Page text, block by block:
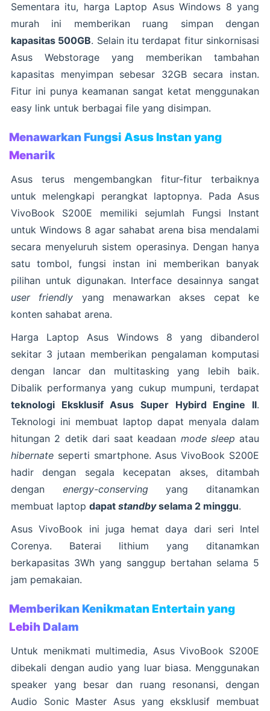
Sementara itu, harga Laptop Asus Windows 8 yang
murah ini memberikan ruang simpan dengan
kapasitas 500GB. Selain itu terdapat fitur sinkornisasi
Asus Webstorage yang memberikan tambahan
kapasitas menyimpan sebesar 32GB secara instan.
Fitur ini punya keamanan sangat ketat menggunakan
easy link untuk berbagai file yang disimpan.
Menawarkan Fungsi Asus Instan yang
Menarik
Asus terus mengembangkan fitur-fitur terbaiknya
untuk melengkapi perangkat laptopnya. Pada Asus
VivoBook S200E memiliki sejumlah Fungsi Instant
untuk Windows 8 agar sahabat arena bisa mendalami
secara menyeluruh sistem operasinya. Dengan hanya
satu tombol, fungsi instan ini memberikan banyak
pilihan untuk digunakan. Interface desainnya sangat
user friendly yang menawarkan akses cepat ke
konten sahabat arena.
Harga Laptop Asus Windows 8 yang dibanderol
sekitar 3 jutaan memberikan pengalaman komputasi
dengan lancar dan multitasking yang lebih baik.
Dibalik performanya yang cukup mumpuni, terdapat
teknologi Eksklusif Asus Super Hybird Engine II.
Teknologi ini membuat laptop dapat menyala dalam
hitungan 2 detik dari saat keadaan mode sleep atau
hibernate seperti smartphone. Asus VivoBook S200E
hadir dengan segala kecepatan akses, ditambah
dengan energy-conservingyang ditanamkan
membuat laptop dapat standbyselama 2 minggu.
Asus VivoBook ini juga hemat daya dari seri Intel
Corenya. Baterai lithium yang ditanamkan
berkapasitas 3Wh yang sanggup bertahan selama 5
jam pemakaian.
Memberikan Kenikmatan Entertain yang
Lebih Dalam
Untuk menikmati multimedia, Asus VivoBook S200E
dibekali dengan audio yang luar biasa. Menggunakan
speaker yang besar dan ruang resonansi, dengan
Audio Sonic Master Asus yang eksklusif membuat